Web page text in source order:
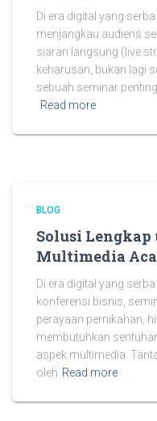
Di era digital yang
menjangkau audiens
siaran langsung (live
keharusan, bukan lagi
sebuah seminar
Read more
BLOG
Solusi
Multimedia
Di era digital yang
konferensi bisnis,
perayaan pernikahan,
membutuhkan
aspek multimedia.
oleh Read more